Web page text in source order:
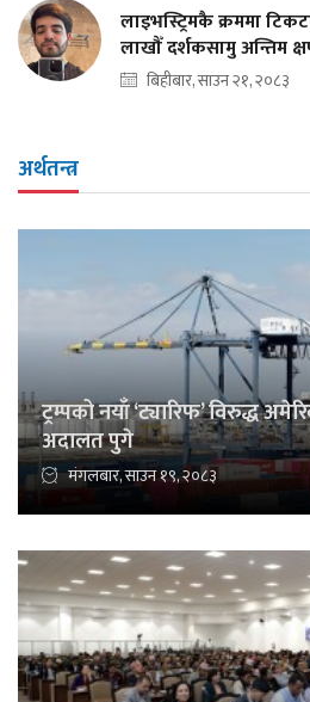
लाइभस्ट्रिमकै क्रममा
लाखौँ दर्शकसामु अन्तिम
बिहीबार, साउन २१, २०८३
अर्थतन्त्र
ट्रम्पको नयाँ ‘ट्यारिफ’ विरुद्ध
अदालत पुगे
मंगलबार, साउन १९, २०८३